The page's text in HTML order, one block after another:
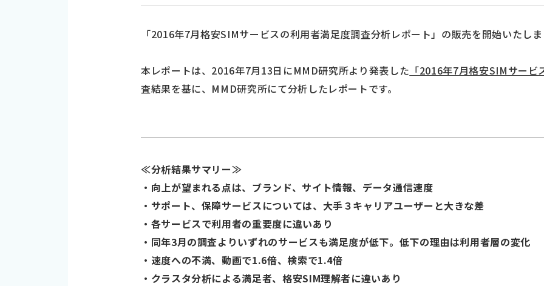
「2016年7月格安SIMサービスの利用者満足度調査分析レポート」の販売を開始いたし
本レポートは、2016年7月13日にMMD研究所より発表した 「2016年7月格安SIMサー
査結果を基に、MMD研究所にて分析したレポートです。
≪分析結果サマリー≫
・向上が望まれる点は、ブランド、サイト情報、データ通信速度
・サポート、保障サービスについては、大手３キャリアユーザーと大きな差
・各サービスで利用者の重要度に違いあり
・同年3月の調査よりいずれのサービスも満足度が低下。低下の理由は利用者層の変化
・速度への不満、動画で1.6倍、検索で1.4倍
・クラスタ分析による満足者、格安SIM理解者に違いあり